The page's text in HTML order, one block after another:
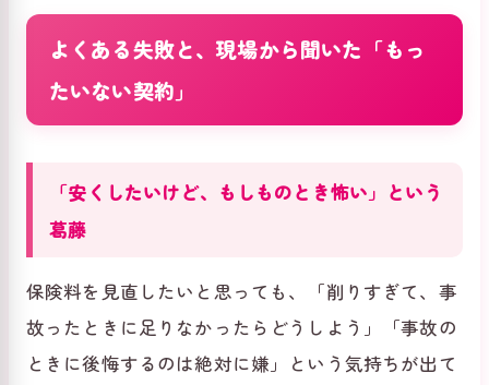
よくある失敗と、現場から聞いた「もっ
たいない契約」
「安くしたいけど、もしものとき怖い」という
葛藤
保険料を見直したいと思っても、「削りすぎて、事
故ったときに足りなかったらどうしよう」「事故の
ときに後悔するのは絶対に嫌」という気持ちが出て